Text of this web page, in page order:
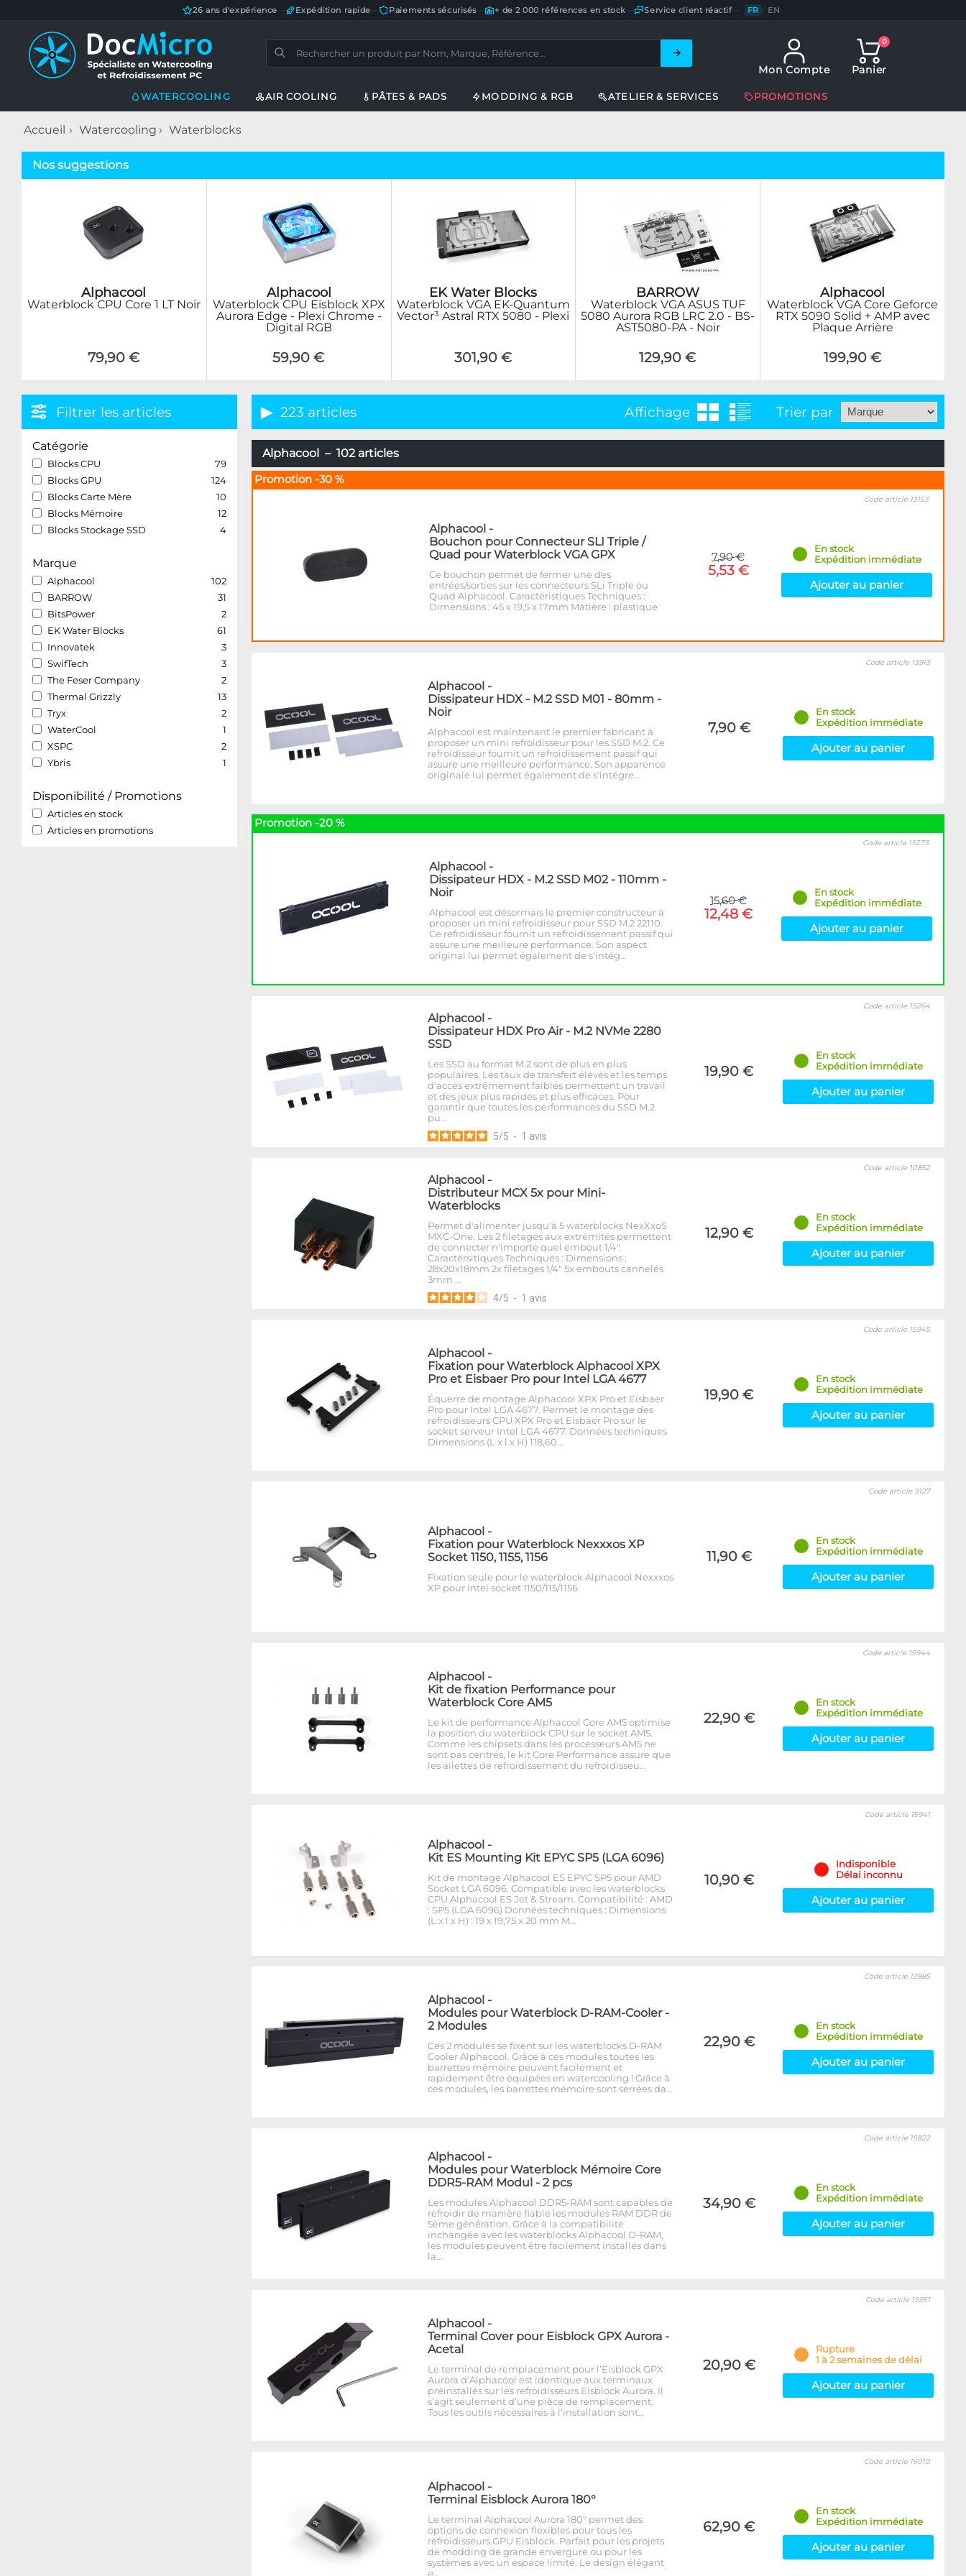
26 ans d'expérience Expédition rapide Paiements sécurisés— + de 2 000 références en stock Service client réactif— FR / EN
Mon Compte
0
Panier
WATERCOOLING AIR COOLING PÂTES & PADS MODDING & RGB ATELIER & SERVICES PROMOTIONS
Accueil Watercooling Waterblocks
Nos suggestions
Alphacool
Waterblock CPU Core 1 LT Noir
79,90 €
Alphacool
Waterblock CPU Eisblock XPX
Aurora Edge - Plexi Chrome -
Digital RGB
59,90 €
EK Water Blocks
Waterblock VGA EK-Quantum
Vector³ Astral RTX 5080 - Plexi
301,90 €
BARROW
Waterblock VGA ASUS TUF
5080 Aurora RGB LRC 2.0 - BS-
AST5080-PA - Noir
129,90 €
Alphacool
Waterblock VGA Core Geforce
RTX 5090 Solid + AMP avec
Plaque Arrière
199,90 €
Filtrer les articles
Catégorie
Blocks CPU
79
Blocks GPU
124
Blocks Carte Mère
10
Blocks Mémoire
12
Blocks Stockage SSD
4
Marque
Alphacool
102
BARROW
31
BitsPower
2
EK Water Blocks
61
Innovatek
3
SwifTech
3
The Feser Company
2
Thermal Grizzly
13
Tryx
2
WaterCool
1
XSPC
2
Ybris
1
Disponibilité / Promotions
Articles en stock
Articles en promotions
223 articles Affichage Trier par
Alphacool – 102 articles
Promotion -30 %
Alphacool -
Bouchon pour Connecteur SLI Triple /
Quad pour Waterblock VGA GPX
Ce bouchon permet de fermer une des
entrées/sorties sur les connecteurs SLi Triple ou
Quad Alphacool. Caractéristiques Techniques :
Dimensions : 45 x 19,5 x 17mm Matière : plastique
7,90 €
5,53 €
Code article 13153
En stock
Expédition immédiate
Ajouter au panier
Alphacool -
Dissipateur HDX - M.2 SSD M01 - 80mm -
Noir
Alphacool est maintenant le premier fabricant à
proposer un mini refroidisseur pour les SSD M.2. Ce
refroidisseur fournit un refroidissement passif qui
assure une meilleure performance. Son apparence
originale lui permet également de s'intégre…
7,90 €
Code article 13913
En stock
Expédition immédiate
Ajouter au panier
Promotion -20 %
Alphacool -
Dissipateur HDX - M.2 SSD M02 - 110mm -
Noir
Alphacool est désormais le premier constructeur à
proposer un mini refroidisseur pour SSD M.2 22110.
Ce refroidisseur fournit un refroidissement passif qui
assure une meilleure performance. Son aspect
original lui permet également de s'intég…
15,60 €
12,48 €
Code article 15273
En stock
Expédition immédiate
Ajouter au panier
Alphacool -
Dissipateur HDX Pro Air - M.2 NVMe 2280
SSD
Les SSD au format M.2 sont de plus en plus
populaires. Les taux de transfert élevés et les temps
d'accès extrêmement faibles permettent un travail
et des jeux plus rapides et plus efficaces. Pour
garantir que toutes les performances du SSD M.2
pu…
5/5 - 1 avis
19,90 €
Code article 15264
En stock
Expédition immédiate
Ajouter au panier
Alphacool -
Distributeur MCX 5x pour Mini-
Waterblocks
Permet d'alimenter jusqu'à 5 waterblocks NexXxoS
MXC-One. Les 2 filetages aux extrémités permettent
de connecter n'importe quel embout 1/4".
Caractérsitiques Techniques : Dimensions :
28x20x18mm 2x filetages 1/4" 5x embouts cannelés
3mm …
4/5 - 1 avis
12,90 €
Code article 10852
En stock
Expédition immédiate
Ajouter au panier
Alphacool -
Fixation pour Waterblock Alphacool XPX
Pro et Eisbaer Pro pour Intel LGA 4677
Équerre de montage Alphacool XPX Pro et Eisbaer
Pro pour Intel LGA 4677. Permet le montage des
refroidisseurs CPU XPX Pro et Eisbaer Pro sur le
socket serveur Intel LGA 4677. Données techniques
Dimensions (L x l x H) 118,60…
19,90 €
Code article 15945
En stock
Expédition immédiate
Ajouter au panier
Alphacool -
Fixation pour Waterblock Nexxxos XP
Socket 1150, 1155, 1156
Fixation seule pour le waterblock Alphacool Nexxxos
XP pour Intel socket 1150/115/1156
11,90 €
Code article 9127
En stock
Expédition immédiate
Ajouter au panier
Alphacool -
Kit de fixation Performance pour
Waterblock Core AM5
Le kit de performance Alphacool Core AM5 optimise
la position du waterblock CPU sur le socket AM5.
Comme les chipsets dans les processeurs AM5 ne
sont pas centrés, le kit Core Performance assure que
les ailettes de refroidissement du refroidisseu…
22,90 €
Code article 15944
En stock
Expédition immédiate
Ajouter au panier
Alphacool -
Kit ES Mounting Kit EPYC SP5 (LGA 6096)
Kit de montage Alphacool ES EPYC SP5 pour AMD
Socket LGA 6096. Compatible avec les waterblocks
CPU Alphacool ES Jet & Stream. Compatibilité : AMD
: SP5 (LGA 6096) Données techniques : Dimensions
(L x l x H) : 19 x 19,75 x 20 mm M…
10,90 €
Code article 15941
Indisponible
Délai inconnu
Ajouter au panier
Alphacool -
Modules pour Waterblock D-RAM-Cooler -
2 Modules
Ces 2 modules se fixent sur les waterblocks D-RAM
Cooler Alphacool. Grâce à ces modules toutes les
barrettes mémoire peuvent facilement et
rapidement être équipées en watercooling ! Grâce à
ces modules, les barrettes mémoire sont serrées da…
22,90 €
Code article 12885
En stock
Expédition immédiate
Ajouter au panier
Alphacool -
Modules pour Waterblock Mémoire Core
DDR5-RAM Modul - 2 pcs
Les modules Alphacool DDR5-RAM sont capables de
refroidir de manière fiable les modules RAM DDR de
5ème génération. Grâce à la compatibilité
inchangée avec les waterblocks Alphacool D-RAM,
les modules peuvent être facilement installés dans
la…
34,90 €
Code article 15822
En stock
Expédition immédiate
Ajouter au panier
Alphacool -
Terminal Cover pour Eisblock GPX Aurora -
Acetal
Le terminal de remplacement pour l’Eisblock GPX
Aurora d’Alphacool est identique aux terminaux
préinstallés sur les refroidisseurs Eisblock Aurora. Il
s’agit seulement d’une pièce de remplacement.
Tous les outils nécessaires à l’installation sont…
20,90 €
Code article 15951
Rupture
1 à 2 semaines de délai
Ajouter au panier
Alphacool -
Terminal Eisblock Aurora 180°
Le terminal Alphacool Aurora 180° permet des
options de connexion flexibles pour tous les
refroidisseurs GPU Eisblock. Parfait pour les projets
de modding de grande envergure ou pour les
systèmes avec un espace limité. Le design élégant
e…
62,90 €
Code article 16010
En stock
Expédition immédiate
Ajouter au panier